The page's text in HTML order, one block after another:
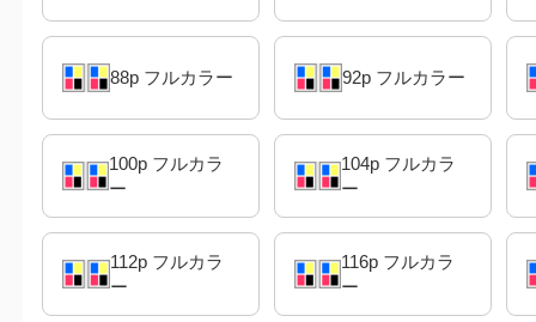
88p フルカラー 92p フルカラー
100p フルカラ
ー
104p フルカラ
ー
112p フルカラ
ー
116p フルカラ
ー